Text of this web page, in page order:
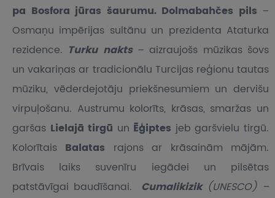
pa Bosfora jūras šaurumu. Dolmabahčes pils –
Osmaņu impērijas sultānu un prezidenta Ataturka
rezidence. Turku nakts– aizraujošs mūzikas šovs
un vakariņas ar tradicionālu Turcijas reģionu tautas
mūziku, vēderdejotāju priekšnesumiem un dervišu
virpuļošanu. Austrumu kolorīts, krāsas, smaržas un
garšas Lielajā tirgū un Ēģiptes jeb garšvielu tirgū.
Kolorītais Balatas rajons ar krāsainām mājām.
Brīvais laiks suvenīru iegādei un pilsētas
patstāvīgai baudīšanai.
Cumalikizik (UNESCO) –